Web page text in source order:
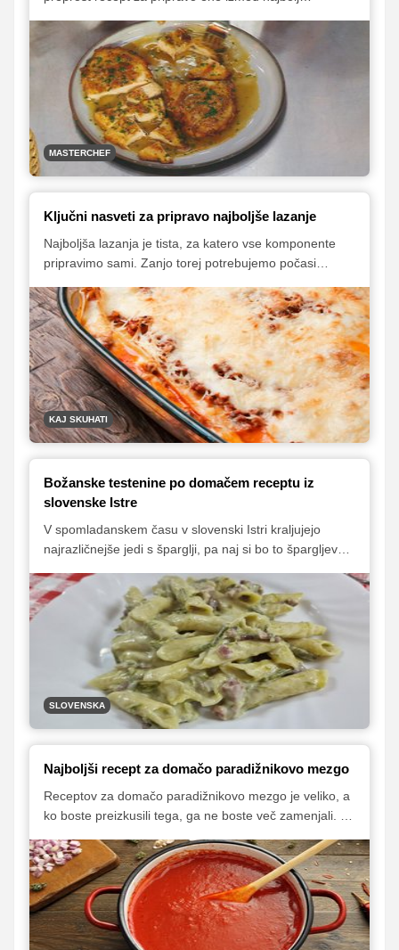
način priprave piščanca, ki ga pogosto srečamo v
vrhunskih francoskih restavracijah, brez večjih težav pa
se lahko priprave omenjene poslastice lotite tudi sami
MASTERCHEF
Ključni nasveti za pripravo najboljše lazanje
Najboljša lazanja je tista, za katero vse komponente
pripravimo sami. Zanjo torej potrebujemo počasi
oziroma dobro začinjen bešamel, vmes pa ravno prav
sira, tako bo priljubljena italijanska jed naravnost
božanska.
KAJ SKUHATI
Božanske testenine po domačem receptu iz
slovenske Istre
V spomladanskem času v slovenski Istri kraljujejo
najrazličnejše jedi s šparglji, pa naj si bo to špargljeva
polenti, njokom in testeninam. In prav zato so se
gospodinje iz Gračišča, iz društva TKŠKD Sv. Miklavž,
odločile, da nam bodo pripravile svoje znamenite fuže
z divjimi šparglji.
SLOVENSKA
Najboljši recept za domačo paradižnikovo mezgo
Receptov za domačo paradižnikovo mezgo je veliko, a
ko boste preizkusili tega, ga ne boste več zamenjali. V
okusa, popestrila pa bo jedi iz testenin, domačo pico,
brusketo in številne druge dobrote.